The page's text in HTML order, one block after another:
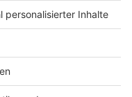
Newsletter